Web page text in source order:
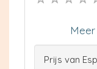
Prijs van